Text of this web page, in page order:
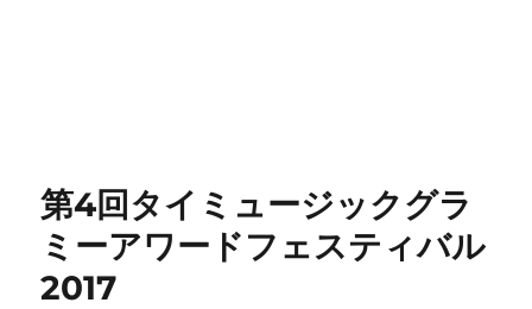
第4回タイミュージックグラ
ミーアワードフェスティバル
2017